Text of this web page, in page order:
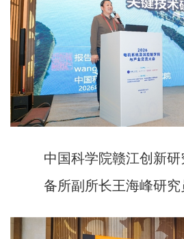
中国科学院赣江创新研
备所副所长王海峰研